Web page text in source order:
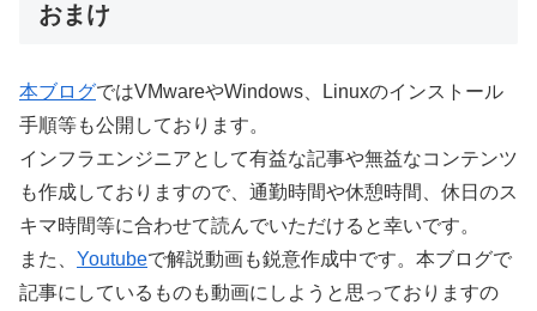
おまけ
本ブログではVMwareやWindows、Linuxのインストール
手順等も公開しております。
インフラエンジニアとして有益な記事や無益なコンテンツ
も作成しておりますので、通勤時間や休憩時間、休日のス
キマ時間等に合わせて読んでいただけると幸いです。
また、 Youtubeで解説動画も鋭意作成中です。本ブログで
記事にしているものも動画にしようと思っておりますの